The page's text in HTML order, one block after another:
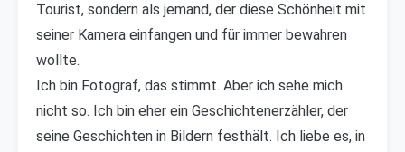
Tourist, sondern als jemand, der diese Schönheit mit
seiner Kamera einfangen und für immer bewahren
wollte.
Ich bin Fotograf, das stimmt. Aber ich sehe mich
nicht so. Ich bin eher ein Geschichtenerzähler, der
seine Geschichten in Bildern festhält. Ich liebe es, in